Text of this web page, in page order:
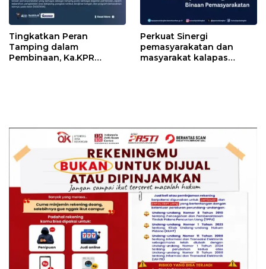
Tingkatkan Peran
Tamping dalam
Pembinaan, Ka.KPR
Perkuat Sinergi
pemasyarakatan dan
masyarakat kalapas